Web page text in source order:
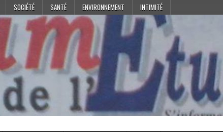
SOCIÉTÉ SANTÉ ENVIRONNEMENT INTIMITÉ